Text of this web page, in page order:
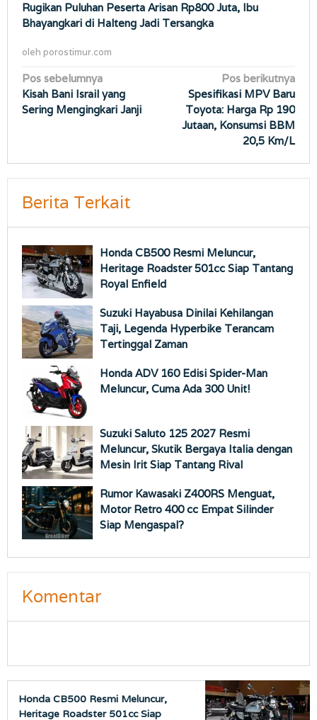
Rugikan Puluhan Peserta Arisan Rp800 Juta, Ibu
Bhayangkari di Halteng Jadi Tersangka
oleh porostimur.com
Navigasi
pos
Pos sebelumnya
Kisah Bani Israil yang
Sering Mengingkari Janji
Pos berikutnya
Spesifikasi MPV Baru
Toyota: Harga Rp 190
Jutaan, Konsumsi BBM
20,5 Km/L
Berita Terkait
Honda CB500 Resmi Meluncur,
Heritage Roadster 501cc Siap Tantang
Royal Enfield
Suzuki Hayabusa Dinilai Kehilangan
Taji, Legenda Hyperbike Terancam
Tertinggal Zaman
Honda ADV 160 Edisi Spider-Man
Meluncur, Cuma Ada 300 Unit!
Suzuki Saluto 125 2027 Resmi
Meluncur, Skutik Bergaya Italia dengan
Mesin Irit Siap Tantang Rival
Rumor Kawasaki Z400RS Menguat,
Motor Retro 400 cc Empat Silinder
Siap Mengaspal?
Komentar
Honda CB500 Resmi Meluncur,
Heritage Roadster 501cc Siap